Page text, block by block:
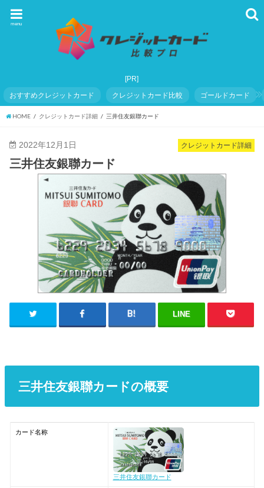
menu
おすすめクレジットカード クレジットカード比較 ゴールドカード
HOME クレジットカード詳細 三井住友銀聯カード
クレジットカード詳細
2022年12月1日
三井住友銀聯カード
LINE
三井住友銀聯カードの概要
カード名称
三井住友銀聯カード